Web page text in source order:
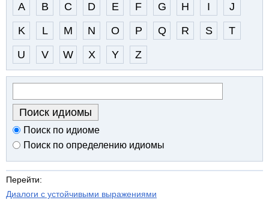
A B C D E F G H I
J
K
L M N O P Q R S
T
U
V W X Y Z
Поиск по идиоме
Поиск по определению идиомы
Перейти:
Диалоги с устойчивыми выражениями